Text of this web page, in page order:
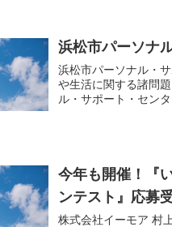
浜松市パーソナ
浜松市パーソナル・
や生活に関する諸問
ル・サポート・セン
今年も開催！『
ンテスト』応募
株式会社イーモア 村